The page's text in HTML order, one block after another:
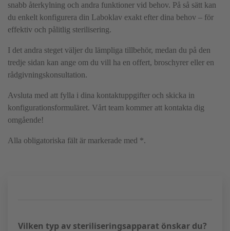
snabb återkylning och andra funktioner vid behov. På så sätt kan
du enkelt konfigurera din Laboklav exakt efter dina behov – för
effektiv och pålitlig sterilisering.
I det andra steget väljer du lämpliga tillbehör, medan du på den
tredje sidan kan ange om du vill ha en offert, broschyrer eller en
rådgivningskonsultation.
Avsluta med att fylla i dina kontaktuppgifter och skicka in
konfigurationsformuläret. Vårt team kommer att kontakta dig
omgående!
Alla obligatoriska fält är markerade med *.
Vilken typ av steriliseringsapparat önskar du?